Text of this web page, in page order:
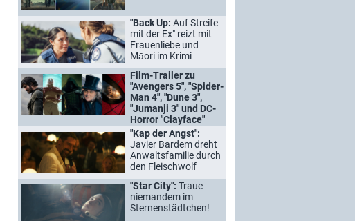
"Back Up: Auf Streife
mit der Ex" reizt mit
Frauenliebe und
Māori im Krimi
Film-Trailer zu
"Avengers 5", "Spider-
Man 4", "Dune 3",
"Jumanji 3" und DC-
Horror "Clayface"
"Kap der Angst":
Javier Bardem dreht
Anwaltsfamilie durch
den Fleischwolf
"Star City": Traue
niemandem im
Sternenstädtchen!